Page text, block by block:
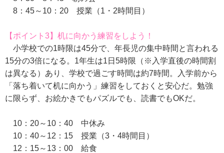
8：45～10：20 授業（1・2時間目）
【ポイント3】机に向かう練習をしよう！
小学校での1時限は45分で、年長児の集中時間と言われる
15分の3倍になる。1年生は1日5時限（※入学直後の時間割
は異なる）あり、学校で過ごす時間は約7時間。入学前から
「落ち着いて机に向かう」練習をしておくと安心だ。勉強
に限らず、お絵かきでもパズルでも、読書でもOKだ。
10：20～10：40 中休み
10：40～12：15 授業（3・4時間目）
12：15～13：00 給食